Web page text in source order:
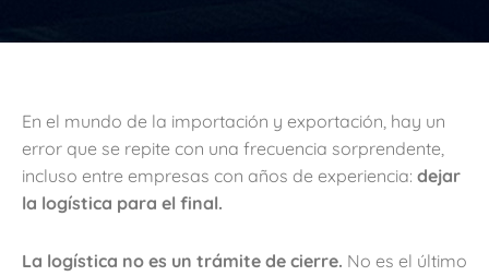
En el mundo de la importación y exportación, hay un
error que se repite con una frecuencia sorprendente,
incluso entre empresas con años de experiencia: dejar
la logística para el final.
La logística no es un trámite de cierre. No es el último